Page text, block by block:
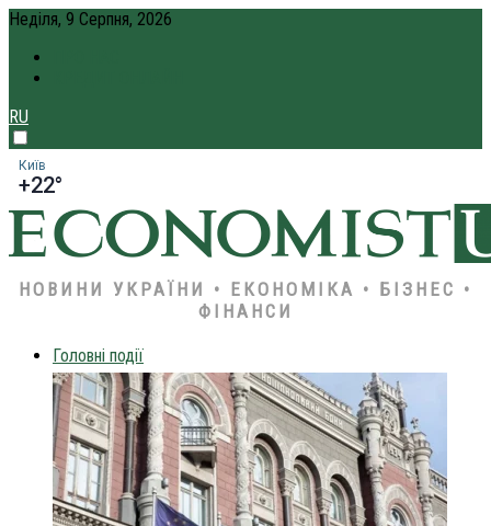
Неділя, 9 Серпня, 2026
RU
Київ
+22°
НОВИНИ УКРАЇНИ • ЕКОНОМІКА • БІЗНЕС •
ФІНАНСИ
Головні події